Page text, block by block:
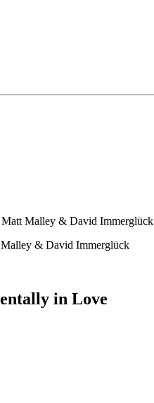
Malley & David Immerglück
& David Immerglück
in Love